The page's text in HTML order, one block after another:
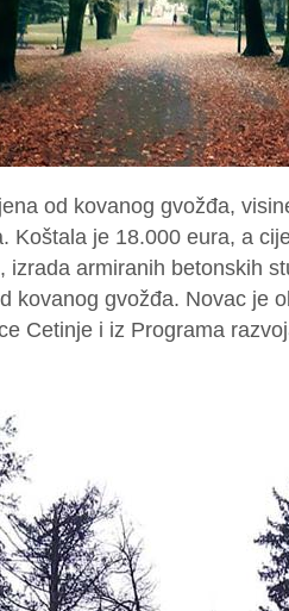
od kovanog gvožđa,
Koštala je 18.000 eura, a
izrada armiranih betonskih
kovanog gvožđa. Novac je
Cetinje i iz Programa